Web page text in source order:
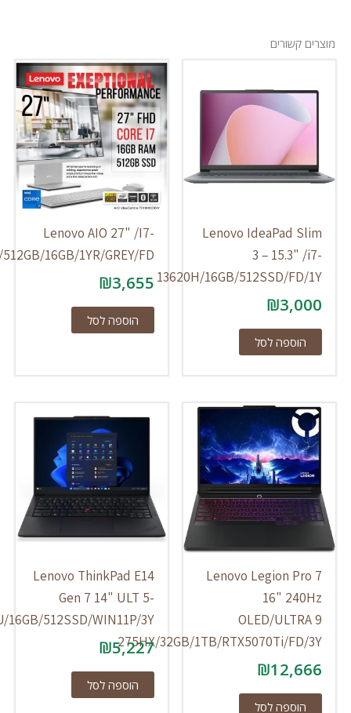
קשורים
Lenovo IdeaPad
3 – 15.3"
13620H/16GB/512SSD/
₪
הוספה לסל
Lenovo AIO 27" /I7-
13620H/512GB/16GB/1YR/GREY/FD
₪3,655
הוספה לסל
Lenovo Legion
16"
OLED/
275HX/32GB/1TB/RTX5070Ti/
₪
הוספה לסל
Lenovo ThinkPad E14
Gen 7 14" ULT 5-
225U/16GB/512SSD/WIN11P/3Y
₪5,227
הוספה לסל